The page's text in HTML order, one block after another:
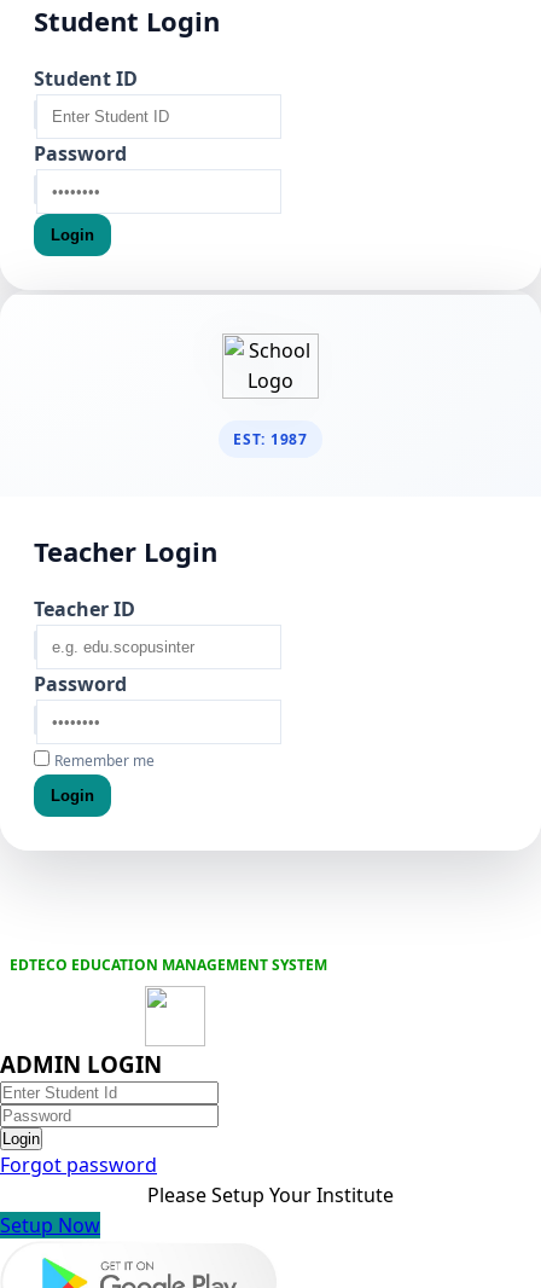
Student Login
Student ID
Password
Login
EST: 1987
Teacher Login
Teacher ID
Password
Remember me
Login
EDTECO EDUCATION MANAGEMENT SYSTEM
ADMIN LOGIN
Login
Forgot password
Please Setup Your Institute
Setup Now